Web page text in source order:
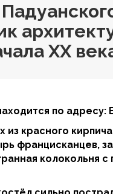
XX
по адресу:
из красного
францисканцев,
колокольня